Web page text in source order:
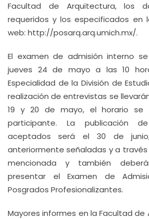
Facultad de Arquitectura, los
requeridos y los especificados en
web: http://posarq.arq.umich.mx/.
El examen de admisión interno
jueves 24 de mayo a las 10
Especialidad de la División de
realización de entrevistas se
19 y 20 de mayo, el horario se
participante. La publicación
aceptados será el 30 de
anteriormente señaladas y a
mencionada y también
presentar el Examen de
Posgrados Profesionalizantes.
Mayores informes en la Facultad de